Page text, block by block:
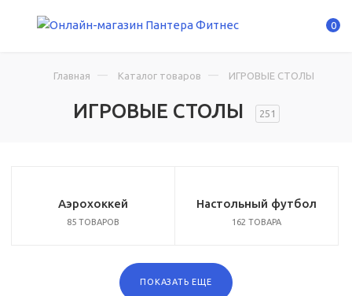
0
ИГРОВЫЕ СТОЛЫ 251
Главная Каталог товаров ИГРОВЫЕ СТОЛЫ
Аэрохоккей
85 ТОВАРОВ
Настольный футбол
162 ТОВАРА
ПОКАЗАТЬ ЕЩЕ